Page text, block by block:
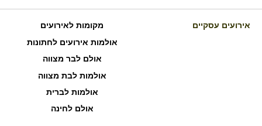
אירועים עסקיים
מקומות לאירועים
אולמות אירועים לחתונות
אולם לבר מצווה
אולמות לבת מצווה
אולמות לברית
אולם לחינה